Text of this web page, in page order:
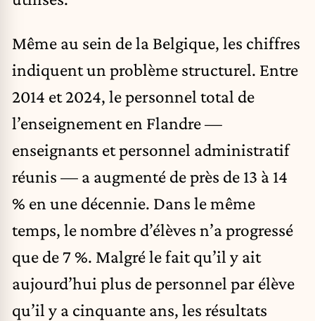
Même au sein de la Belgique, les chiffres
indiquent un problème structurel. Entre
2014 et 2024, le personnel total de
l’enseignement en Flandre —
enseignants et personnel administratif
réunis — a augmenté de près de 13 à 14
% en une décennie. Dans le même
temps, le nombre d’élèves n’a progressé
que de 7 %. Malgré le fait qu’il y ait
aujourd’hui plus de personnel par élève
qu’il y a cinquante ans, les résultats